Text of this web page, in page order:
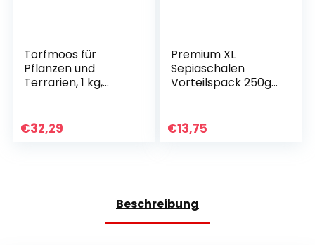
Torfmoos für
Pflanzen und
Terrarien, 1 kg,
Terrarien und
andere
€32,29
Premium XL
Sepiaschalen
Vorteilspack 250g
und
Vitaminversorgung
– Terrarienzubehör
€13,75
Beschreibung